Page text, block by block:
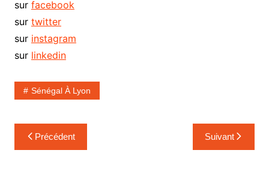
sur facebook
sur twitter
sur instagram
sur linkedin
Sénégal À Lyon
Navigation
de
Précédent Suivant